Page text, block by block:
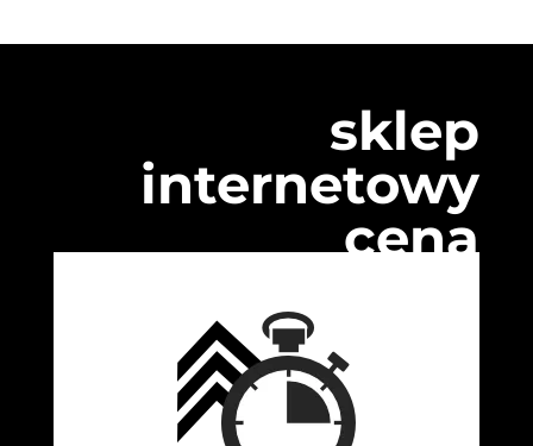
sklep
internetowy
cena